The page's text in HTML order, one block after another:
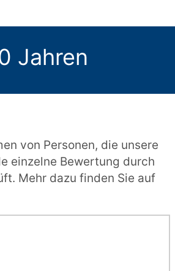
Jahren
von Personen, die unsere
einzelne Bewertung durch
Mehr dazu finden Sie auf